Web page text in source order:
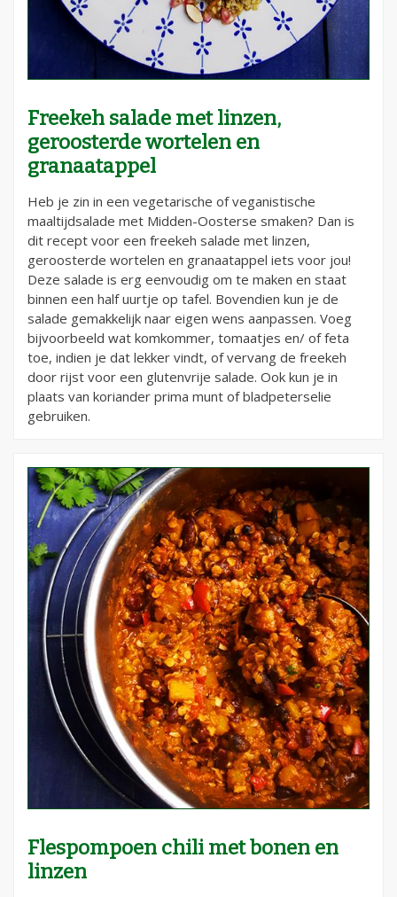
Freekeh salade met linzen,
geroosterde wortelen en
granaatappel
Heb je zin in een vegetarische of veganistische
maaltijdsalade met Midden-Oosterse smaken? Dan is
dit recept voor een freekeh salade met linzen,
geroosterde wortelen en granaatappel iets voor jou!
Deze salade is erg eenvoudig om te maken en staat
binnen een half uurtje op tafel. Bovendien kun je de
salade gemakkelijk naar eigen wens aanpassen. Voeg
bijvoorbeeld wat komkommer, tomaatjes en/ of feta
toe, indien je dat lekker vindt, of vervang de freekeh
door rijst voor een glutenvrije salade. Ook kun je in
plaats van koriander prima munt of bladpeterselie
gebruiken.
Flespompoen chili met bonen en
linzen